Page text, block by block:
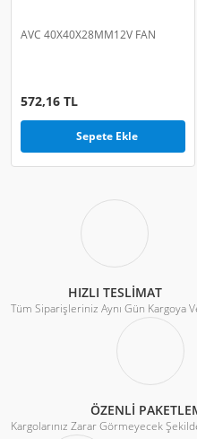
AVC 40X40X28MM12V FAN
572,16 TL
Sepete Ekle
HIZLI TESLİMAT
Tüm Siparişleriniz Aynı Gün Kargoya
ÖZENLİ
Kargolarınız Zarar Görmeyecek